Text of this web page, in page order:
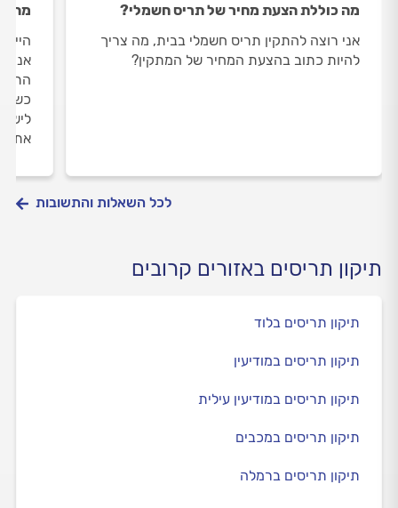
מה כוללת הצעת מחיר של תריס חשמלי?
אני רוצה להתקין תריס חשמלי בבית, מה צריך
להיות כתוב בהצעת המחיר של המתקין?
מה
היי,
אני
את
לכל השאלות והתשובות
תיקון תריסים באזורים קרובים
תיקון תריסים בלוד
תיקון תריסים במודיעין
תיקון תריסים במודיעין עילית
תיקון תריסים במכבים
תיקון תריסים ברמלה